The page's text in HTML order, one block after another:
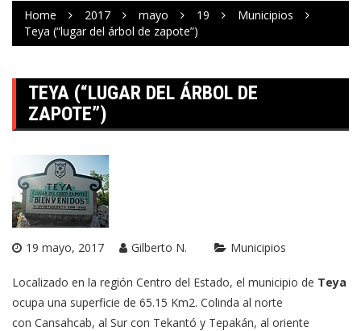
Home 2017 mayo 19
Municipios
Teya (“lugar del árbol de zapote”)
TEYA (“LUGAR DEL ÁRBOL DE
ZAPOTE”)
19 mayo, 2017 Gilberto N. Municipios
Localizado en la región Centro del Estado, el municipio de Teya
ocupa una superficie de 65.15 Km2. Colinda al norte
con Cansahcab, al Sur con Tekantó y Tepakán, al oriente